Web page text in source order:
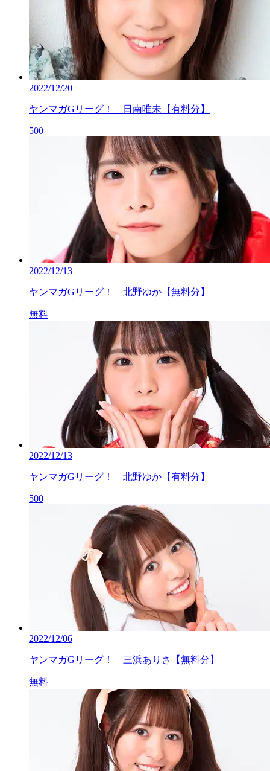
2022/12/20
ヤンマガGリーグ！ 日南唯未【有料分】
500
2022/12/13
ヤンマガGリーグ！ 北野ゆか【無料分】
無料
2022/12/13
ヤンマガGリーグ！ 北野ゆか【有料分】
500
2022/12/06
ヤンマガGリーグ！ 三浜ありさ【無料分】
無料